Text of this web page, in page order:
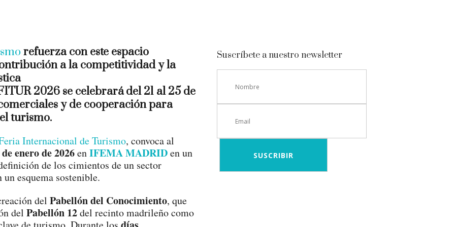
refuerza con este espacio
a la competitividad y la
2026 se celebrará del 21 al 25 de
y de cooperación para
turismo.
Internacional de Turismo, convoca al
enero de 2026enIFEMA MADRIDen un
de los cimientos de un sector
esquema sostenible.
del Pabellón del Conocimiento, que
del Pabellón 12del recinto madrileño como
Suscríbete a nuestro newsletter